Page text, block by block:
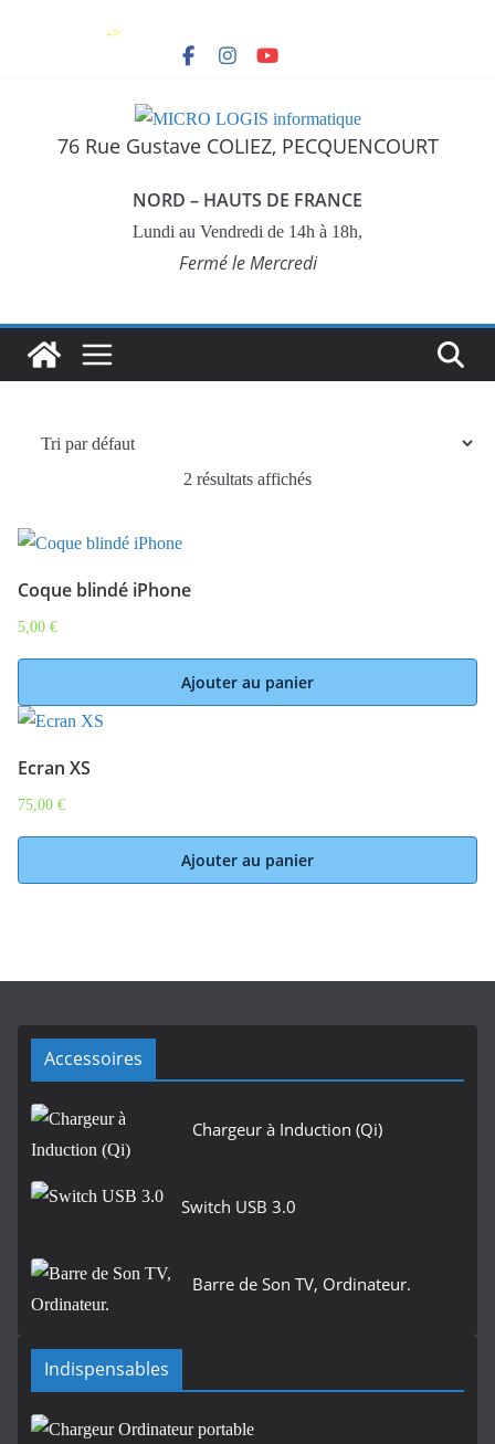
->
76 Rue Gustave COLIEZ, PECQUENCOURT
NORD – HAUTS DE FRANCE
Lundi au Vendredi de 14h à 18h,
Fermé le Mercredi
2 résultats affichés
Coque blindé iPhone
5,00 €
Ajouter au panier
Ecran XS
75,00 €
Ajouter au panier
Accessoires
Chargeur à Induction (Qi)
Switch USB 3.0
Barre de Son TV, Ordinateur.
Indispensables